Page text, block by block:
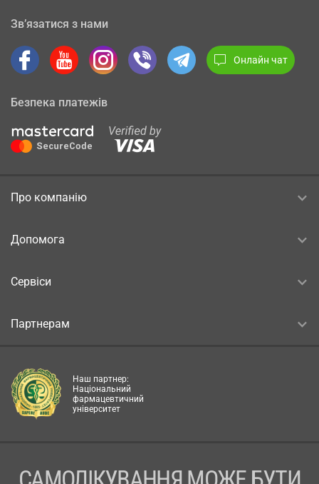
Зв’язатися з нами
Онлайн чат
Безпека платежів
Про компанію
Допомога
Сервіси
Партнерам
Наш партнер:
Національний
фармацевтичний
університет